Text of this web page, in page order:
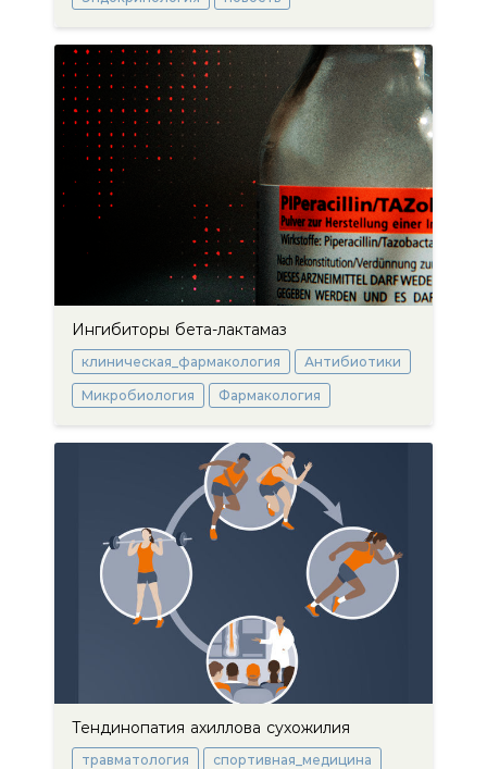
Ингибиторы бета-лактамаз
клиническая_фармакология Антибиотики
Микробиология Фармакология
Тендинопатия ахиллова сухожилия
травматология спортивная_медицина